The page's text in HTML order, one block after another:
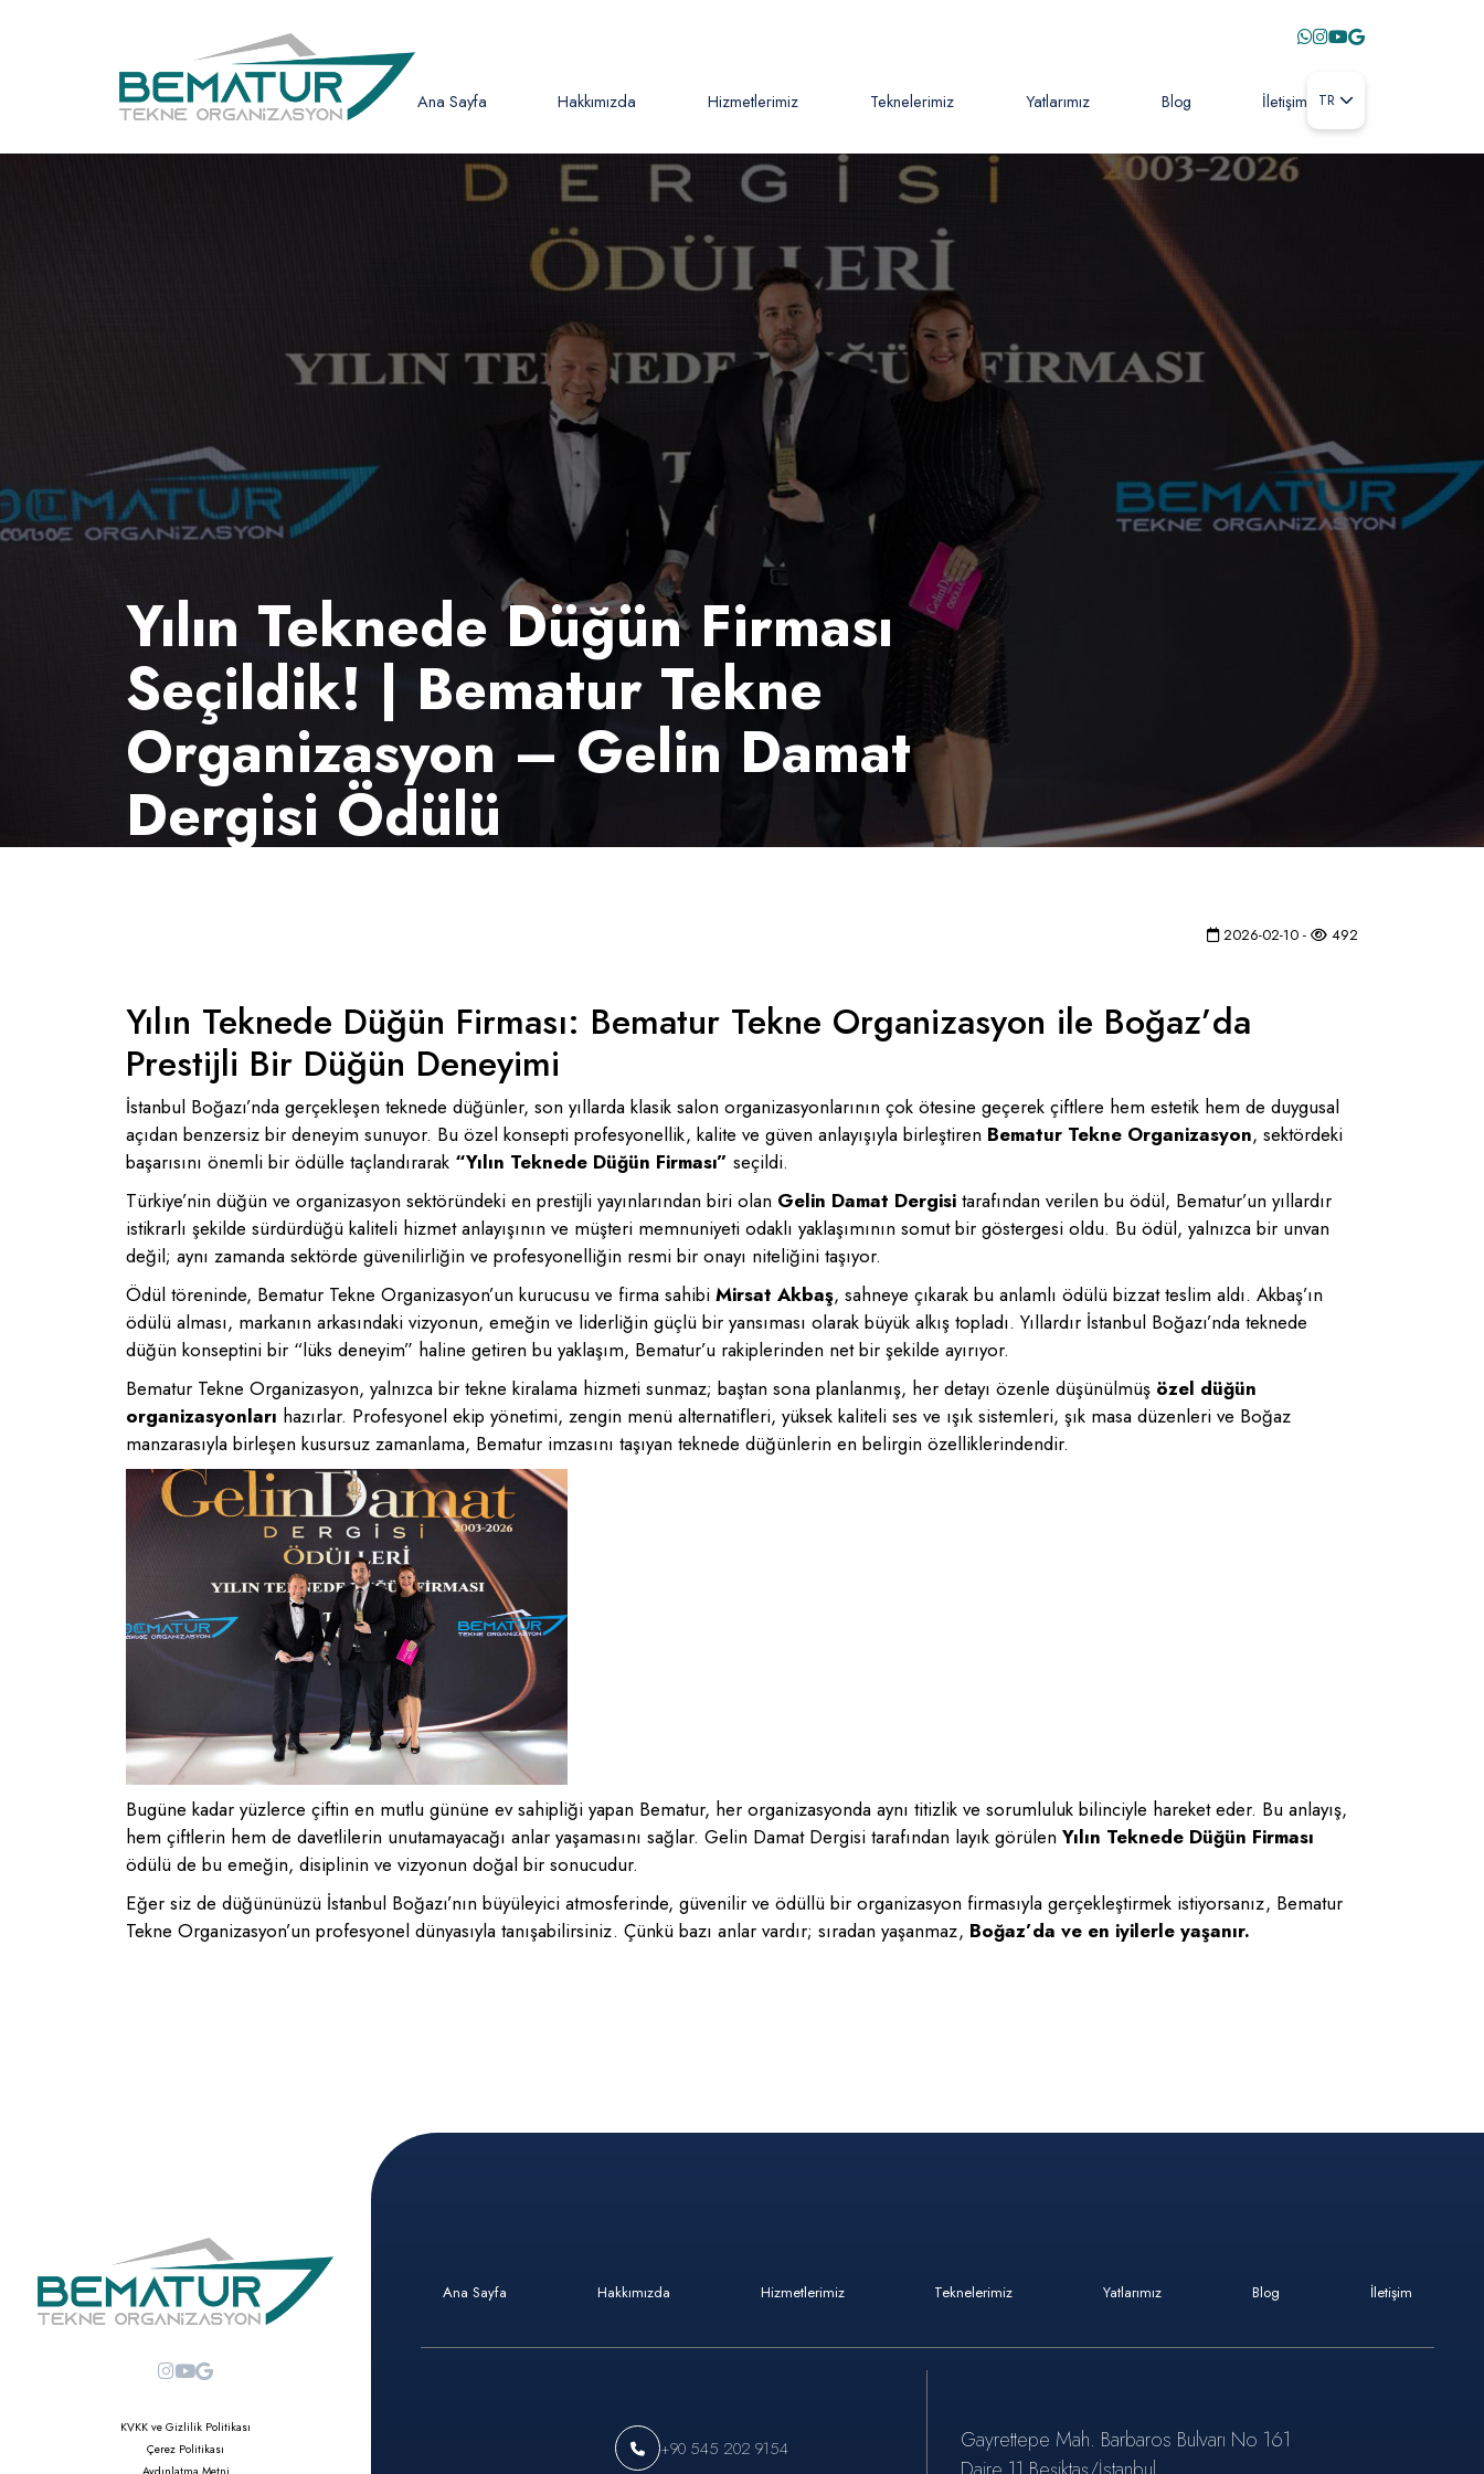
Ana Sayfa Hakkımızda Hizmetlerimiz Teknelerimiz Yatlarımız Blog İletişim TR
Yılın Teknede Düğün Firması
Seçildik! | Bematur Tekne
Organizasyon – Gelin Damat
Dergisi Ödülü
2026-02-10 - 492
Yılın Teknede Düğün Firması: Bematur Tekne Organizasyon ile Boğaz’da
Prestijli Bir Düğün Deneyimi
İstanbul Boğazı’nda gerçekleşen teknede düğünler, son yıllarda klasik salon organizasyonlarının çok ötesine geçerek çiftlere hem estetik hem de duygusal
açıdan benzersiz bir deneyim sunuyor. Bu özel konsepti profesyonellik, kalite ve güven anlayışıyla birleştiren Bematur Tekne Organizasyon, sektördeki
başarısını önemli bir ödülle taçlandırarak “Yılın Teknede Düğün Firması” seçildi.
Türkiye’nin düğün ve organizasyon sektöründeki en prestijli yayınlarından biri olan Gelin Damat Dergisi tarafından verilen bu ödül, Bematur’un yıllardır
istikrarlı şekilde sürdürdüğü kaliteli hizmet anlayışının ve müşteri memnuniyeti odaklı yaklaşımının somut bir göstergesi oldu. Bu ödül, yalnızca bir unvan
değil; aynı zamanda sektörde güvenilirliğin ve profesyonelliğin resmi bir onayı niteliğini taşıyor.
Ödül töreninde, Bematur Tekne Organizasyon’un kurucusu ve firma sahibi Mirsat Akbaş, sahneye çıkarak bu anlamlı ödülü bizzat teslim aldı. Akbaş’ın
ödülü alması, markanın arkasındaki vizyonun, emeğin ve liderliğin güçlü bir yansıması olarak büyük alkış topladı. Yıllardır İstanbul Boğazı’nda teknede
düğün konseptini bir “lüks deneyim” haline getiren bu yaklaşım, Bematur’u rakiplerinden net bir şekilde ayırıyor.
Bematur Tekne Organizasyon, yalnızca bir tekne kiralama hizmeti sunmaz; baştan sona planlanmış, her detayı özenle düşünülmüş özel düğün
organizasyonları hazırlar. Profesyonel ekip yönetimi, zengin menü alternatifleri, yüksek kaliteli ses ve ışık sistemleri, şık masa düzenleri ve Boğaz
manzarasıyla birleşen kusursuz zamanlama, Bematur imzasını taşıyan teknede düğünlerin en belirgin özelliklerindendir.
Bugüne kadar yüzlerce çiftin en mutlu gününe ev sahipliği yapan Bematur, her organizasyonda aynı titizlik ve sorumluluk bilinciyle hareket eder. Bu anlayış,
hem çiftlerin hem de davetlilerin unutamayacağı anlar yaşamasını sağlar. Gelin Damat Dergisi tarafından layık görülen Yılın Teknede Düğün Firması
ödülü de bu emeğin, disiplinin ve vizyonun doğal bir sonucudur.
Eğer siz de düğününüzü İstanbul Boğazı’nın büyüleyici atmosferinde, güvenilir ve ödüllü bir organizasyon firmasıyla gerçekleştirmek istiyorsanız, Bematur
Tekne Organizasyon’un profesyonel dünyasıyla tanışabilirsiniz. Çünkü bazı anlar vardır; sıradan yaşanmaz, Boğaz’da ve en iyilerle yaşanır.
KVKK ve Gizlilik Politikası
Çerez Politikası
Ana Sayfa Hakkımızda Hizmetlerimiz Teknelerimiz Yatlarımız Blog İletişim
+90 545 202 9154
Gayrettepe Mah. Barbaros Bulvarı No 161